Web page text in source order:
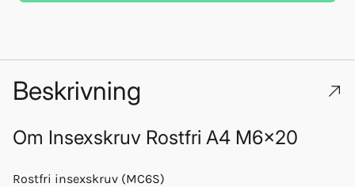
Beskrivning
Om Insexskruv Rostfri A4 M6x20
Rostfri insexskruv (MC6S)